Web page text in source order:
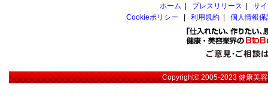
ホーム
プレスリリース
サ
Cookieポリシー
利用規約 個人情報
Copyright© 2005-2023健康美